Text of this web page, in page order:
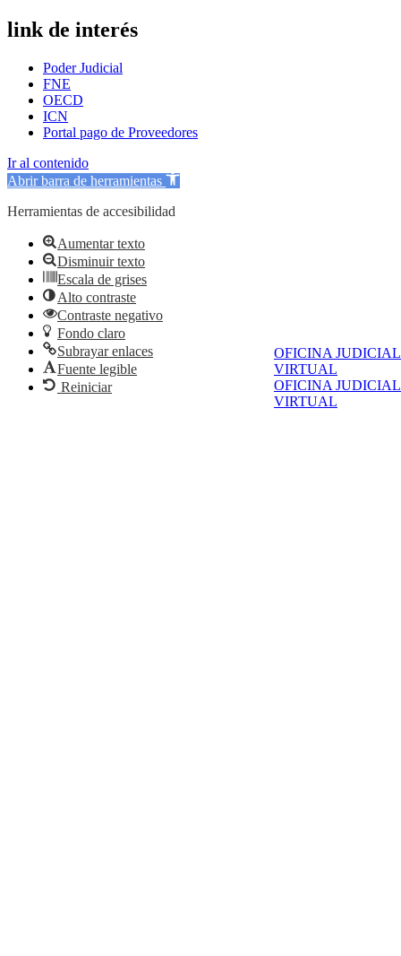
OFICINA JUDICIAL
VIRTUAL
OFICINA JUDICIAL
VIRTUAL
link de interés
Poder Judicial
FNE
OECD
ICN
Portal pago de Proveedores
Ir al contenido
Abrir barra de herramientas
Herramientas de accesibilidad
Aumentar texto
Disminuir texto
Escala de grises
Alto contraste
Contraste negativo
Fondo claro
Subrayar enlaces
Fuente legible
Reiniciar